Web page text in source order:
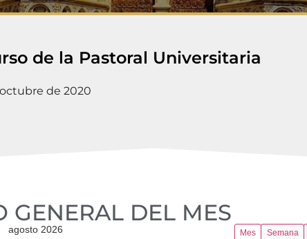
de la Pastoral Universitaria
de 2020
GENERAL DEL MES​
Mes Semana
agosto 2026